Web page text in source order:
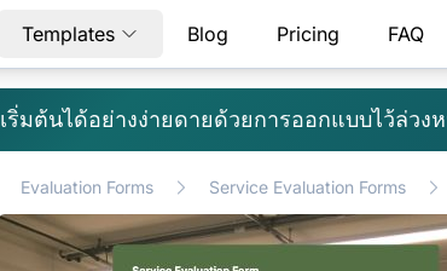
Templates Blog Pricing FAQ
เริ่มต้นได้อย่างง่ายดายด้วยการออกแบบไว้ล่วง
Evaluation Forms Service Evaluation Forms